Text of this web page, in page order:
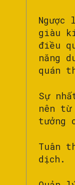
giàu
điều
năng
quán
Sự
nên từ
tưởng
Tuân
dịch.